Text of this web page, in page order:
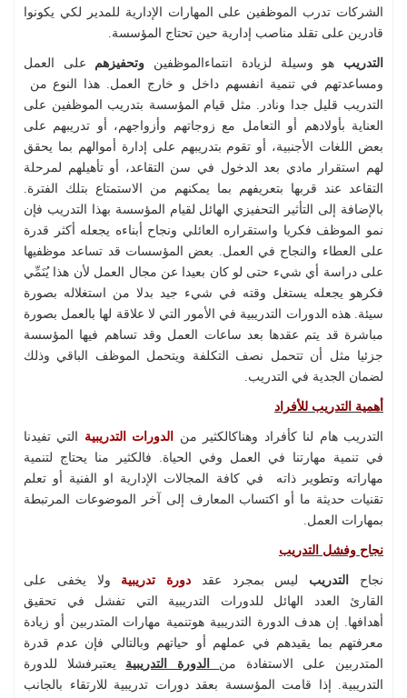
الشركات تدرب الموظفين على المهارات الإدارية للمدير لكي يكونوا
قادرين على تقلد مناصب إدارية حين تحتاج المؤسسة.
التدريب هو وسيلة لزيادة انتماءالموظفين وتحفيزهم على العمل
ومساعدتهم في تنمية انفسهم داخل و خارج العمل. هذا النوع من
التدريب قليل جدا ونادر. مثل قيام المؤسسة بتدريب الموظفين على
العناية بأولادهم أو التعامل مع زوجاتهم وأزواجهم، أو تدريبهم على
بعض اللغات الأجنبية، أو تقوم بتدريبهم على إدارة أموالهم بما يحقق
لهم استقرار مادي بعد الدخول في سن التقاعد، أو تأهيلهم لمرحلة
التقاعد عند قربها بتعريفهم بما يمكنهم من الاستمتاع بتلك الفترة.
بالإضافة إلى التأثير التحفيزي الهائل لقيام المؤسسة بهذا التدريب فإن
نمو الموظف فكريا واستقراره العائلي ونجاح أبناءه يجعله أكثر قدرة
على العطاء والنجاح في العمل. بعض المؤسسات قد تساعد موظفيها
على دراسة أي شيء حتى لو كان بعيدا عن مجال العمل لأن هذا يُنَمِّي
فكرهو يجعله يستغل وقته في شيء جيد بدلا من استغلاله بصورة
سيئة. هذه الدورات التدريبية في الأمور التي لا علاقة لها بالعمل بصورة
مباشرة قد يتم عقدها بعد ساعات العمل وقد تساهم فيها المؤسسة
جزئيا مثل أن تتحمل نصف التكلفة ويتحمل الموظف الباقي وذلك
لضمان الجدية في التدريب.
أهمية التدريب للأفراد
التدريب هام لنا كأفراد وهناكالكثير من الدورات التدريبية
التي تفيدنا
في تنمية مهارتنا في العمل وفي الحياة. فالكثير منا يحتاج لتنمية
مهاراته وتطوير ذاته في كافة المجالات الإدارية او الفنية أو تعلم
تقنيات حديثة ما أو اكتساب المعارف إلى آخر الموضوعات المرتبطة
بمهارات العمل.
نجاح وفشل التدريب
نجاح التدريب ليس بمجرد عقد دورة تدريبية
ولا يخفى على
القارئ العدد الهائل للدورات التدريبية التي تفشل في تحقيق
أهدافها. إن هدف الدورة التدريبية هوتنمية مهارات المتدربين أو زيادة
معرفتهم بما يقيدهم في عملهم أو حياتهم وبالتالي فإن عدم قدرة
المتدربين على الاستفادة من الدورة التدريبية
يعتبرفشلا للدورة
التدريبية. إذا قامت المؤسسة بعقد دورات تدريبية للارتقاء بالجانب